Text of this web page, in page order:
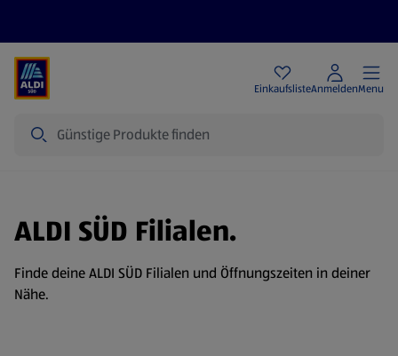
EinkaufslisteAnmeldenMenu
ALDI SÜD Filialen.
Finde deine ALDI SÜD Filialen und Öffnungszeiten in deiner
Nähe.